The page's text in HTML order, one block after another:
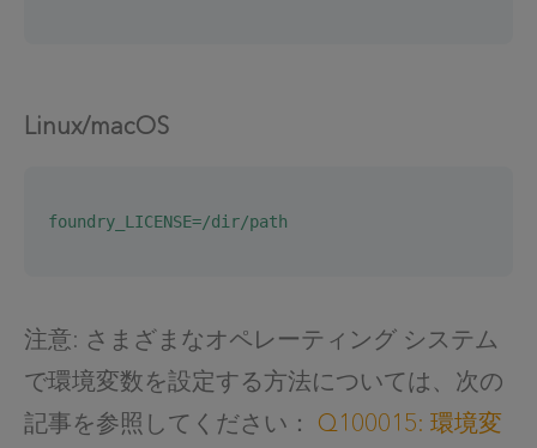
Linux/macOS
foundry_LICENSE=/dir/path
注意: さまざまなオペレーティング システム
で環境変数を設定する方法については、次の
記事を参照してください： Q100015: 環境変